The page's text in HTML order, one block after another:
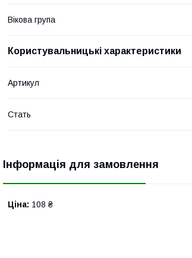
Вікова група
Користувальницькі характеристики
Артикул
Стать
Інформація для замовлення
Ціна: 108 ₴